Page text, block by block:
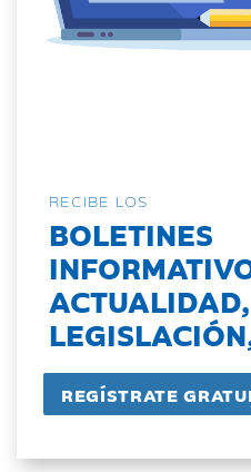
RECIBE LOS
BOLETINES
ACTUALIDAD,